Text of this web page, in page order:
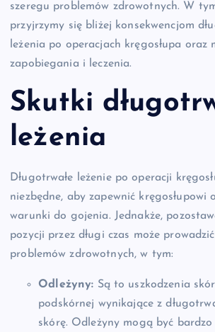
szeregu problemów zdrowotnych. W
przyjrzymy się bliżej konsekwencjom
leżenia po operacjach kręgosłupa oraz
zapobiegania i leczenia.
Skutki
leżenia
Długotrwałe leżenie po operacji
niezbędne, aby zapewnić kręgosłupowi
warunki do gojenia. Jednakże,
pozycji przez długi czas może
problemów zdrowotnych, w tym:
Odleżyny: Są to uszkodzenia
podskórnej wynikające z
skórę. Odleżyny mogą być